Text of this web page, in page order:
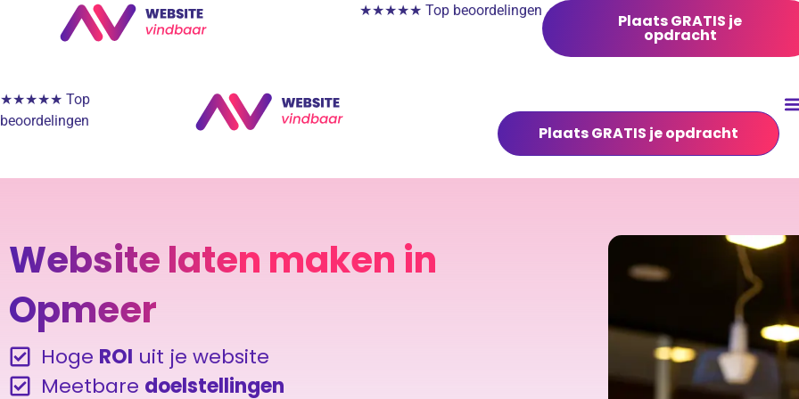
★★★★★ Top beoordelingen
Plaats GRATIS je
opdracht
★★★★★ Top
beoordelingen
Plaats GRATIS je opdracht
Website laten maken in
Opmeer
Hoge ROI uit je website
Meetbare doelstellingen